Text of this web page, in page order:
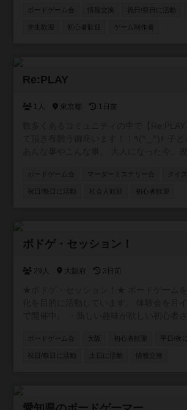
ボードゲーム会 情報交換 祝日/祭日に活動
学生歓迎 初心者歓迎 ゲーム制作者
Re:PLAY
1人 東京都 1日前
ンセプトのコミュニティです！！ 主に懐かしい遊びや、 流
行ってはいたけど結局やれずじまいだった
逃走中、クイズ大会、 缶蹴りに紙飛行機
ど！！ ありとあらゆるコンテンツを シーズンと会場によっ
て 横の繋がりを作って貰えたら（＾Ｏ＾☆♪ 基本的に利
ボードゲーム会 マーダーミステリー会 クイ
祝日/祭日に活動 社会人歓迎 初心者歓迎
ボドゲ・セッション！
29人 大阪府 3日前
テランさん ・テストプレイヤーが欲しい
お気軽にご参加ください！
ボードゲーム会 大阪 初心者歓迎 平日/夜
祝日/祭日に活動 情報交換